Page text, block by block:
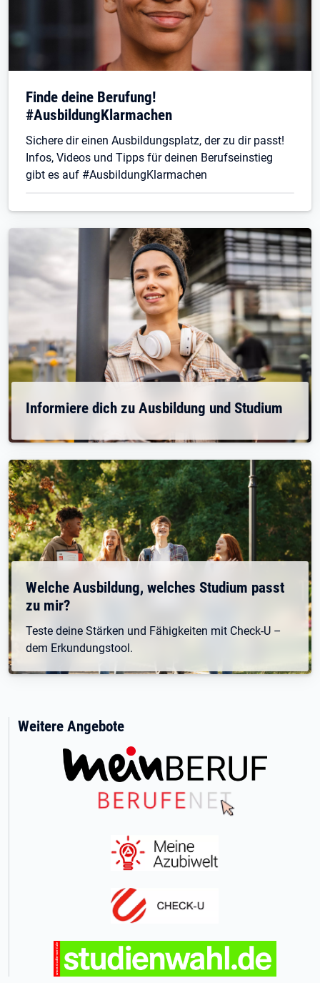
Finde deine Berufung!
#AusbildungKlarmachen
Sichere dir einen Ausbildungsplatz, der zu dir passt!
Infos, Videos und Tipps für deinen Berufseinstieg
gibt es auf #AusbildungKlarmachen
Informiere dich zu Ausbildung und Studium
Welche Ausbildung, welches Studium passt
zu mir?
Teste deine Stärken und Fähigkeiten mit Check-U –
dem Erkundungstool.
Weitere Angebote